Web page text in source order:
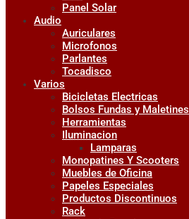
Panel Solar
Audio
Auriculares
Microfonos
Parlantes
Tocadisco
Varios
Bicicletas Electricas
Bolsos Fundas y Maletines
Herramientas
Iluminacion
Lamparas
Monopatines Y Scooters
Muebles de Oficina
Papeles Especiales
Productos Discontinuos
Rack